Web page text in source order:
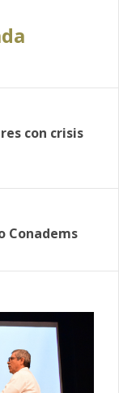
con crisis
Conadems